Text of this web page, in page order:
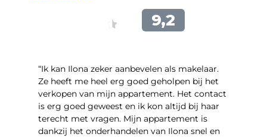
“Ik kan Ilona zeker aanbevelen als makelaar.
Ze heeft me heel erg goed geholpen bij het
verkopen van mijn appartement. Het contact
is erg goed geweest en ik kon altijd bij haar
terecht met vragen. Mijn appartement is
dankzij het onderhandelen van Ilona snel en